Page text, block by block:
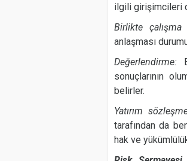
ilgili girişimcileri
Birlikte çalışma
anlaşması
Değerlendirme:
sonuçlarının
belirler.
Yatırım
tarafından da
hak ve